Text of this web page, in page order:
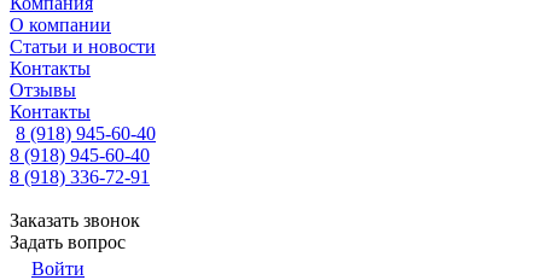
О компании
Статьи и новости
Контакты
Отзывы
Контакты
8 (918) 945-60-40
8 (918) 945-60-40
8 (918) 336-72-91
Заказать звонок
Задать вопрос
Войти